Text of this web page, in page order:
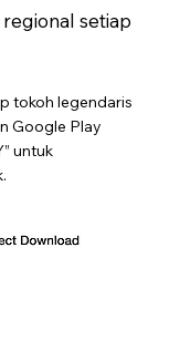
regional setiap
tokoh legendaris
Google Play
untuk